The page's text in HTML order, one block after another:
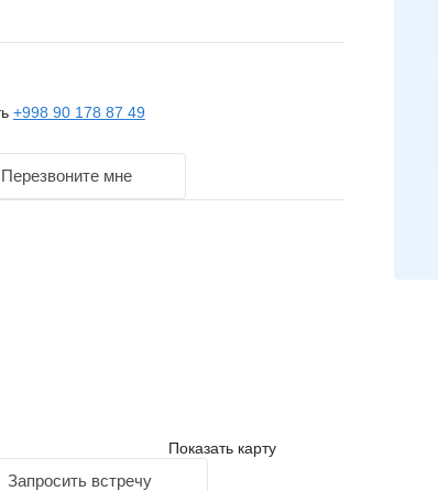
+998 90 178 87 49
Перезвоните мне
Показать карту
Запросить встречу